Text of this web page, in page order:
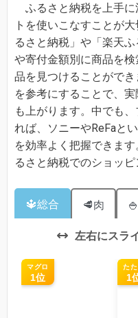
ふるさと納税を上手に
トを使いこなすことが
るさと納税」や「楽天
や寄付金額別に商品を
品を見つけることがで
を参考にすることで、
も上がります。中でも
れば、ソニーやReFaと
を効率よく把握できま
るさと納税でのショッ
🔱総合 🥩肉
左右にスラ
マグロ
1位
たた
1